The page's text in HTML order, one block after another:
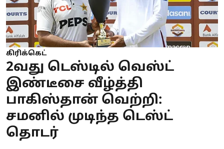
கிரிக்கெட்
2வது டெஸ்டில் வெஸ்ட்
இண்டீசை வீழ்த்தி
பாகிஸ்தான் வெற்றி:
சமனில் முடிந்த டெஸ்ட்
தொடர்